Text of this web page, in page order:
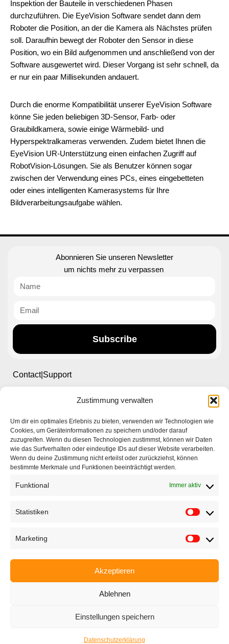
Zustimmung verwalten
Um dir ein optimales Erlebnis zu bieten, verwenden wir Technologien wie
Cookies, um Geräteinformationen zu speichern und/oder darauf
zuzugreifen. Wenn du diesen Technologien zustimmst, können wir Daten
wie das Surfverhalten oder eindeutige IDs auf dieser Website verarbeiten.
Wenn du deine Zustimmung nicht erteilst oder zurückziehst, können
bestimmte Merkmale und Funktionen beeinträchtigt werden.
Funktional Immer aktiv
Statistiken
Marketing
Akzeptieren
Ablehnen
Einstellungen speichern
Datenschutzerklärung
Inspektion der Bauteile in verschiedenen Phasen
durchzuführen. Die EyeVision Software sendet dann dem
Roboter die Position, an der die Kamera als Nächstes prüfen
soll. Daraufhin bewegt der Roboter den Sensor in diese
Position, wo ein Bild aufgenommen und anschließend von der
Software ausgewertet wird. Dieser Vorgang ist sehr schnell, da
er nur ein paar Millisekunden andauert.
Durch die enorme Kompatibilität unserer EyeVision Software
könne Sie jeden beliebigen 3D-Sensor, Farb- oder
Graubildkamera, sowie einige Wärmebild- und
Hyperspektralkameras verwenden. Zudem bietet Ihnen die
EyeVision UR-Unterstützung einen einfachen Zugriff auf
RobotVision-Lösungen. Sie als Benutzer können sogar
zwischen der Verwendung eines PCs, eines eingebetteten
oder eines intelligenten Kamerasystems für Ihre
Bildverarbeitungsaufgabe wählen.
Abonnieren Sie unseren Newsletter
um nichts mehr zu verpassen
Subscribe
Contact|Support
Ettlinger Straße 59, 76137 Karlsruhe, Germany
+49 721 668004230
Startseite
Anwendungen
EyeCademy
Datenschutzerklärung